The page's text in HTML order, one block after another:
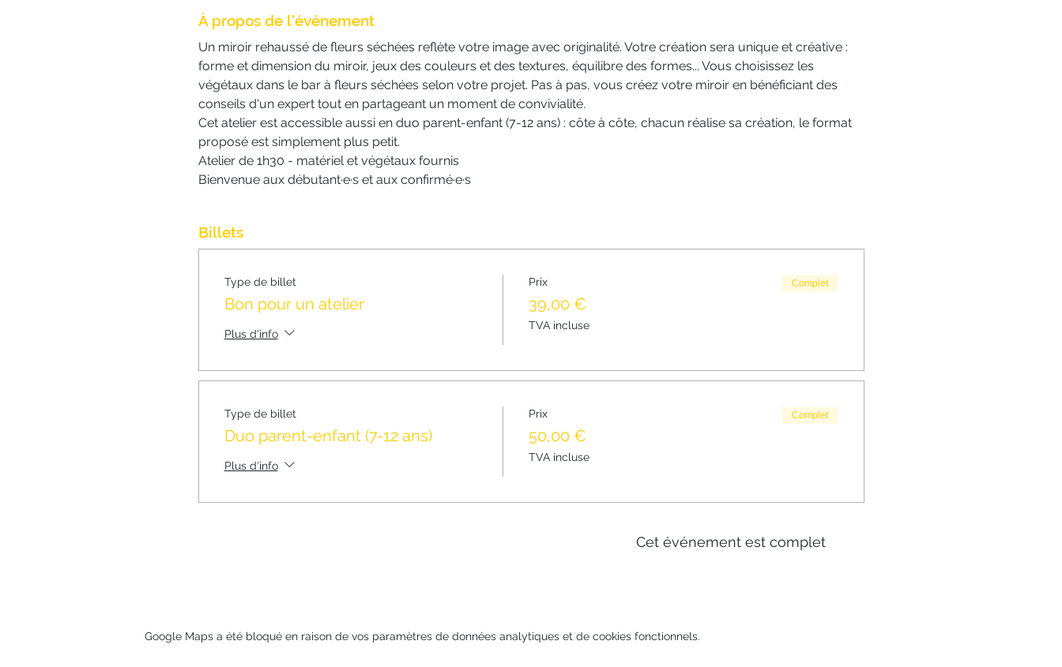
À propos de l'événement
Un miroir rehaussé de fleurs séchées reflète votre image avec originalité. Votre création sera unique et créative :
forme et dimension du miroir, jeux des couleurs et des textures, équilibre des formes... Vous choisissez les
végétaux dans le bar à fleurs séchées selon votre projet. Pas à pas, vous créez votre miroir en bénéficiant des
conseils d'un expert tout en partageant un moment de convivialité.
Cet atelier est accessible aussi en duo parent-enfant (7-12 ans) : côte à côte, chacun réalise sa création, le format
proposé est simplement plus petit.
Atelier de 1h30 - matériel et végétaux fournis
Bienvenue aux débutant·e·s et aux confirmé·e·s
Billets
Type de billet
Bon pour un atelier
Plus d'info
Prix
39,00 €
TVA incluse
Complet
Type de billet
Duo parent-enfant (7-12 ans)
Plus d'info
Prix
50,00 €
TVA incluse
Complet
Cet événement est complet
Google Maps a été bloqué en raison de vos paramètres de données analytiques et de cookies fonctionnels.